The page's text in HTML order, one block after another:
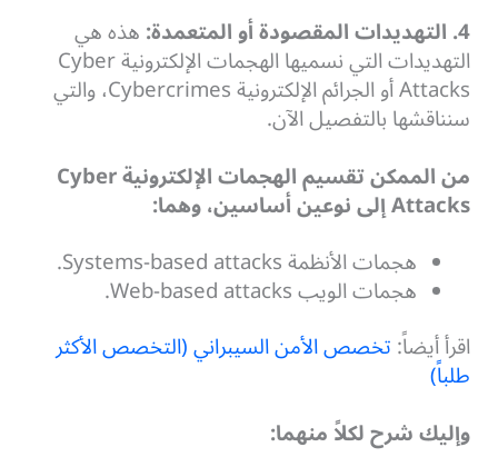
4. التهديدات المقصودة أو المتعمدة:
هذه هي
التهديدات التي نسميها الهجمات الإلكترونية Cyber
Attacks أو الجرائم الإلكترونية Cybercrimes، والتي
سنناقشها بالتفصيل الآن.
من الممكن تقسيم الهجمات الإلكترونية Cyber
Attacks إلى نوعين أساسين، وهما:
هجمات الأنظمة Systems-based attacks.
هجمات الويب Web-based attacks.
اقرأ أيضاً:تخصص الأمن السيبراني (التخصص الأكثر
طلباً)
وإليك شرح لكلاً منهما: